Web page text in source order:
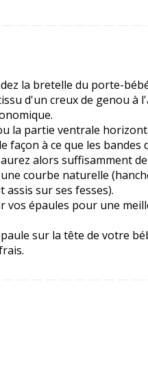
la bretelle du porte-
d'un creux de genou à
la partie ventrale
façon à ce que les bandes
alors suffisamment
courbe naturelle
sur ses fesses).
vos épaules pour une
sur la tête de votre